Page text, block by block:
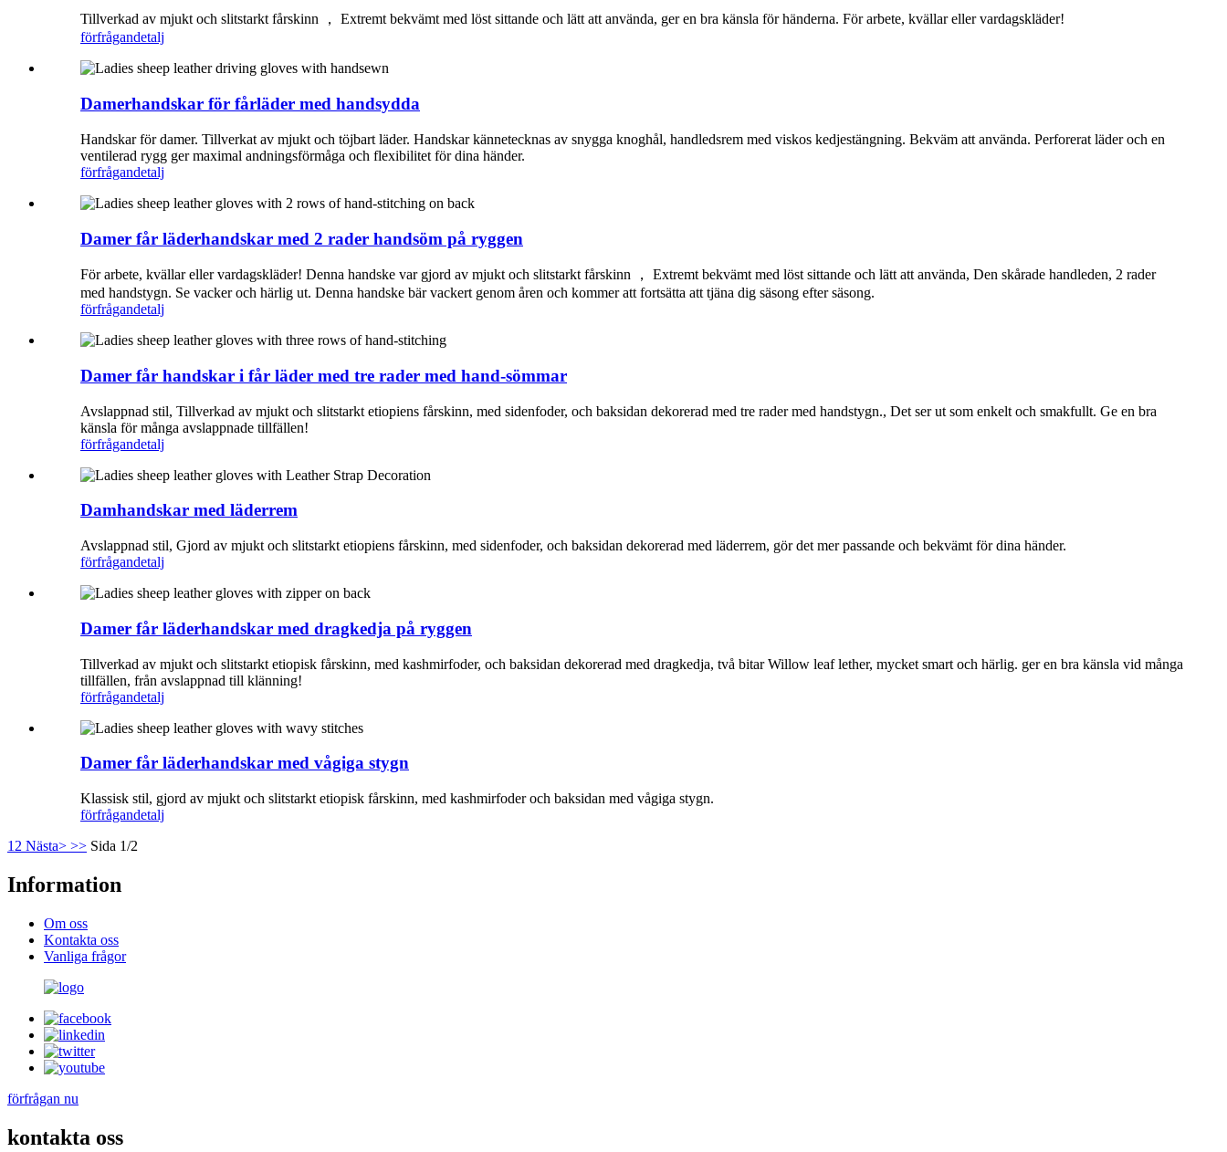
Tillverkad av mjukt och slitstarkt fårskinn ， Extremt bekvämt med löst sittande och lätt att använda, ger en bra känsla för händerna. För arbete, kvällar eller vardagskläder!
förfrågandetalj
Damerhandskar för fårläder med handsydda
Handskar för damer. Tillverkat av mjukt och töjbart läder. Handskar kännetecknas av snygga knoghål, handledsrem med viskos kedjestängning. Bekväm att använda. Perforerat läder och en
ventilerad rygg ger maximal andningsförmåga och flexibilitet för dina händer.
förfrågandetalj
Damer får läderhandskar med 2 rader handsöm på ryggen
För arbete, kvällar eller vardagskläder! Denna handske var gjord av mjukt och slitstarkt fårskinn ， Extremt bekvämt med löst sittande och lätt att använda, Den skårade handleden, 2 rader
med handstygn. Se vacker och härlig ut. Denna handske bär vackert genom åren och kommer att fortsätta att tjäna dig säsong efter säsong.
förfrågandetalj
Damer får handskar i får läder med tre rader med hand-sömmar
Avslappnad stil, Tillverkad av mjukt och slitstarkt etiopiens fårskinn, med sidenfoder, och baksidan dekorerad med tre rader med handstygn., Det ser ut som enkelt och smakfullt. Ge en bra
känsla för många avslappnade tillfällen!
förfrågandetalj
Damhandskar med läderrem
Avslappnad stil, Gjord av mjukt och slitstarkt etiopiens fårskinn, med sidenfoder, och baksidan dekorerad med läderrem, gör det mer passande och bekvämt för dina händer.
förfrågandetalj
Damer får läderhandskar med dragkedja på ryggen
Tillverkad av mjukt och slitstarkt etiopisk fårskinn, med kashmirfoder, och baksidan dekorerad med dragkedja, två bitar Willow leaf lether, mycket smart och härlig. ger en bra känsla vid många
tillfällen, från avslappnad till klänning!
förfrågandetalj
Damer får läderhandskar med vågiga stygn
Klassisk stil, gjord av mjukt och slitstarkt etiopisk fårskinn, med kashmirfoder och baksidan med vågiga stygn.
förfrågandetalj
1 2 Nästa> >> Sida 1/2
Information
Om oss
Kontakta oss
Vanliga frågor
förfrågan nu
kontakta oss